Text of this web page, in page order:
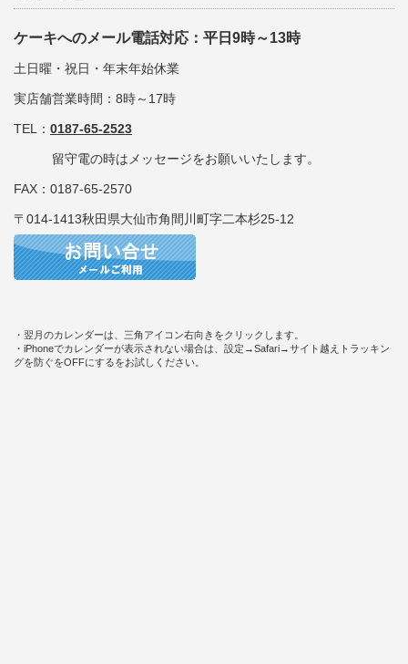
ケーキへのメール電話対応：平日9時～13時
土日曜・祝日・年末年始休業
実店舗営業時間：8時～17時
TEL： 0187-65-2523
留守電の時はメッセージをお願いいたします。
FAX：0187-65-2570
〒014-1413秋田県大仙市角間川町字二本杉25-12
・翌月のカレンダーは、三角アイコン右向きをクリックします。
・iPhoneでカレンダーが表示されない場合は、設定→Safari→サイト越えトラッキン
グを防ぐをOFFにするをお試しください。